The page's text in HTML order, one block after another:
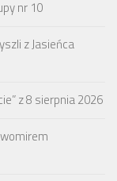
nr 10
z Jasieńca
z 8 sierpnia 2026